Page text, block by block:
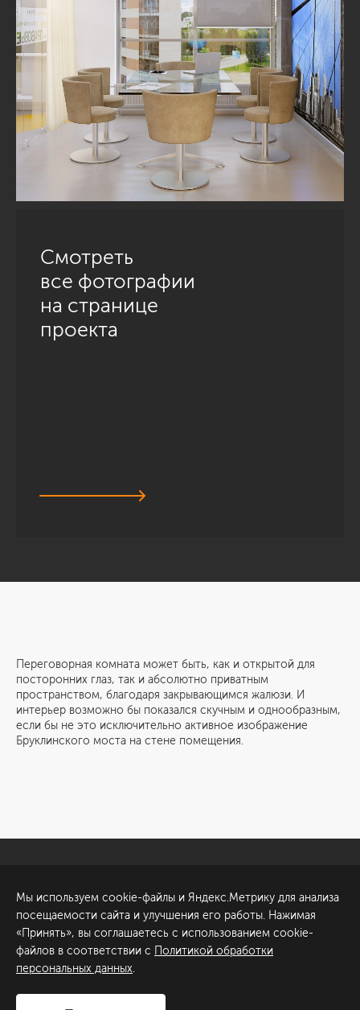
Смотреть
все фотографии
на странице
проекта
Переговорная комната может быть, как и открытой для
посторонних глаз, так и абсолютно приватным
пространством, благодаря закрывающимся жалюзи. И
интерьер возможно бы показался скучным и однообразным,
если бы не это исключительно активное изображение
Бруклинского моста на стене помещения.
Обсудить проект
ул. Академика Павлова, 6
к1
+7 (812) 200-95-55
Мы используем cookie-файлы и Яндекс.Метрику для анализа
посещаемости сайта и улучшения его работы. Нажимая
«Принять», вы соглашаетесь с использованием cookie-
файлов в соответствии с Политикой обработки
персональных данных.